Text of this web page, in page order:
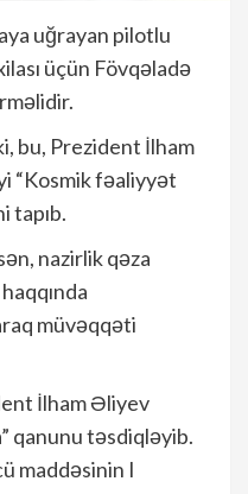
uğrayan pilotlu
üçün Fövqəladə
bu, Prezident İlham
“Kosmik fəaliyyət
tapıb.
nazirlik qəza
müvəqqəti
İlham Əliyev
qanunu təsdiqləyib.
maddəsinin I